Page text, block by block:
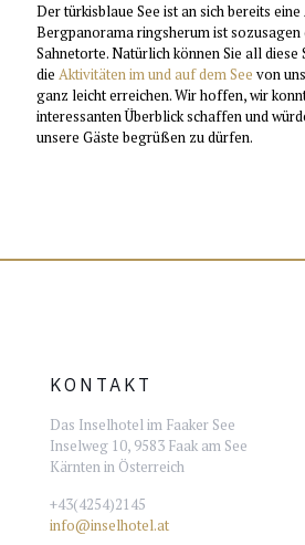
Der türkisblaue See ist an sich bereits
Bergpanorama ringsherum ist sozusagen
Sahnetorte. Natürlich können Sie all diese
die Aktivitäten im und auf dem See von
ganz leicht erreichen. Wir hoffen, wir
interessanten Überblick schaffen und
unsere Gäste begrüßen zu dürfen.
KONTAKT
Das Inselhotel im Faaker See
Inselweg 10, 9583 Faak am See
Kärnten in Österreich
+43(4254)2145
info@inselhotel.at